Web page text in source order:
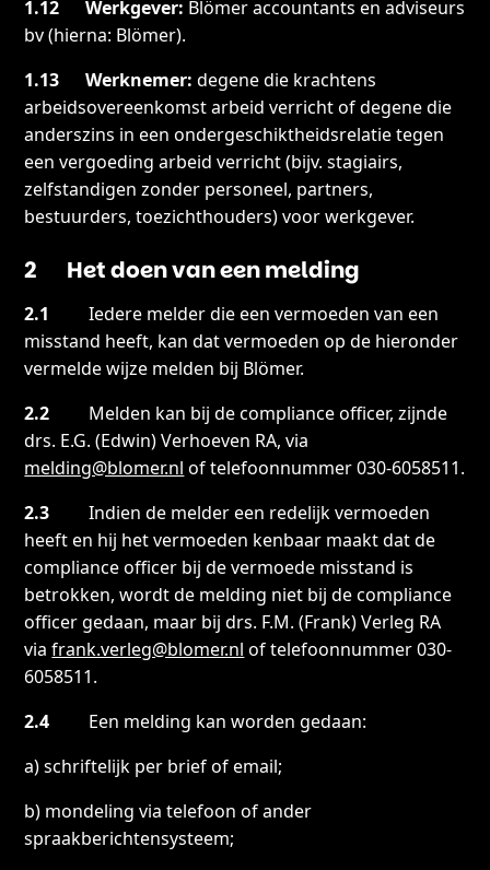
1.12 Werkgever: Blömer accountants en adviseurs
bv (hierna: Blömer).
1.13 Werknemer: degene die krachtens
arbeidsovereenkomst arbeid verricht of degene die
anderszins in een ondergeschiktheidsrelatie tegen
een vergoeding arbeid verricht (bijv. stagiairs,
zelfstandigen zonder personeel, partners,
bestuurders, toezichthouders) voor werkgever.
2 Het doen van een melding
2.1
Iedere melder die een vermoeden van een
misstand heeft, kan dat vermoeden op de hieronder
vermelde wijze melden bij Blömer.
2.2 Melden kan bij de compliance officer, zijnde
drs. E.G. (Edwin) Verhoeven RA, via
melding@blomer.nl of telefoonnummer 030-6058511.
2.3
Indien de melder een redelijk vermoeden
heeft en hij het vermoeden kenbaar maakt dat de
compliance officer bij de vermoede misstand is
betrokken, wordt de melding niet bij de compliance
officer gedaan, maar bij drs. F.M. (Frank) Verleg RA
viafrank.verleg@blomer.nl of telefoonnummer 030-
6058511.
2.4 Een melding kan worden gedaan:
a) schriftelijk per brief of email;
b) mondeling via telefoon of ander
spraakberichtensysteem;